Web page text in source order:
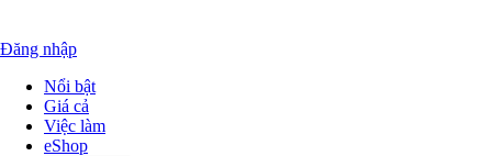
Đăng nhập
Nổi bật
Giá cả
Việc làm
eShop